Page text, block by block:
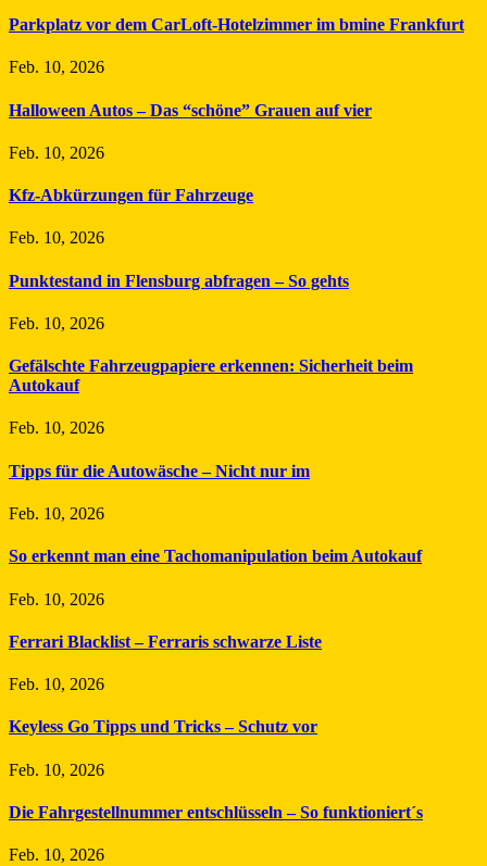
Parkplatz vor dem CarLoft-Hotelzimmer im bmine Frankfurt
Feb. 10, 2026
Halloween Autos – Das “schöne” Grauen auf vier
Feb. 10, 2026
Kfz-Abkürzungen für Fahrzeuge
Feb. 10, 2026
Punktestand in Flensburg abfragen – So gehts
Feb. 10, 2026
Gefälschte Fahrzeugpapiere erkennen: Sicherheit beim
Autokauf
Feb. 10, 2026
Tipps für die Autowäsche – Nicht nur im
Feb. 10, 2026
So erkennt man eine Tachomanipulation beim Autokauf
Feb. 10, 2026
Ferrari Blacklist – Ferraris schwarze Liste
Feb. 10, 2026
Keyless Go Tipps und Tricks – Schutz vor
Feb. 10, 2026
Die Fahrgestellnummer entschlüsseln – So funktioniert´s
Feb. 10, 2026